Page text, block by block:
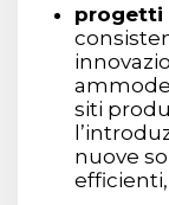
progetti
siti
nuove